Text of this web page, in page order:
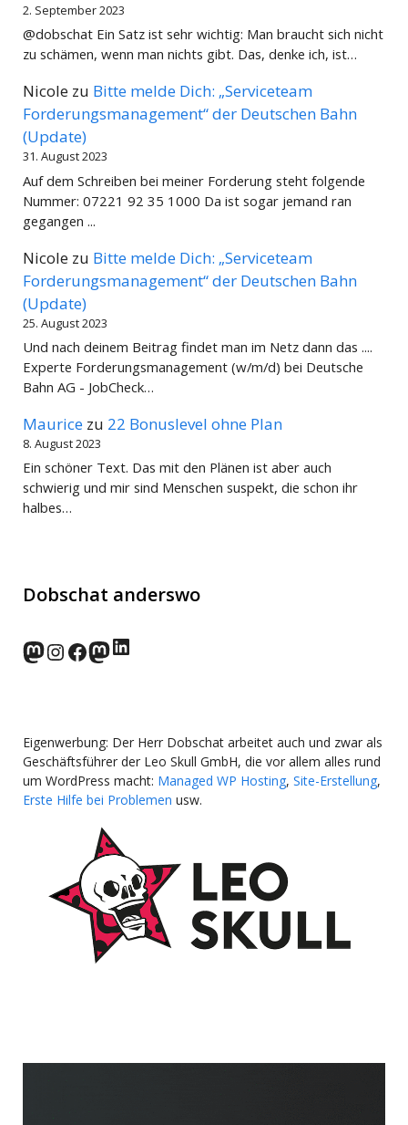
2. September 2023
@dobschat Ein Satz ist sehr wichtig: Man braucht sich nicht
zu schämen, wenn man nichts gibt. Das, denke ich, ist…
Nicole zu Bitte melde Dich: „Serviceteam
Forderungsmanagement“ der Deutschen Bahn
(Update)
31. August 2023
Auf dem Schreiben bei meiner Forderung steht folgende
Nummer: 07221 92 35 1000 Da ist sogar jemand ran
gegangen ...
Nicole zu Bitte melde Dich: „Serviceteam
Forderungsmanagement“ der Deutschen Bahn
(Update)
25. August 2023
Und nach deinem Beitrag findet man im Netz dann das ....
Experte Forderungsmanagement (w/m/d) bei Deutsche
Bahn AG - JobCheck…
Maurice zu 22 Bonuslevel ohne Plan
8. August 2023
Ein schöner Text. Das mit den Plänen ist aber auch
schwierig und mir sind Menschen suspekt, die schon ihr
halbes…
Dobschat anderswo
norden.social
Instagram
Facebook
wp-punks.social
LinkedIn
Eigenwerbung: Der Herr Dobschat arbeitet auch und zwar als
Geschäftsführer der Leo Skull GmbH, die vor allem alles rund
um WordPress macht: Managed WP Hosting, Site-Erstellung,
Erste Hilfe bei Problemen usw.